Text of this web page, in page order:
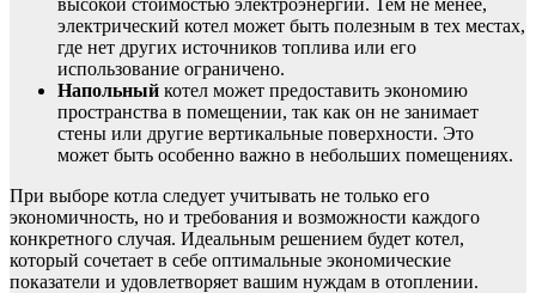
электрический котел может быть полезным в тех местах,
где нет других источников топлива или его
использование ограничено.
Напольный котел может предоставить экономию
пространства в помещении, так как он не занимает
стены или другие вертикальные поверхности. Это
может быть особенно важно в небольших помещениях.
При выборе котла следует учитывать не только его
экономичность, но и требования и возможности каждого
конкретного случая. Идеальным решением будет котел,
который сочетает в себе оптимальные экономические
показатели и удовлетворяет вашим нуждам в отоплении.